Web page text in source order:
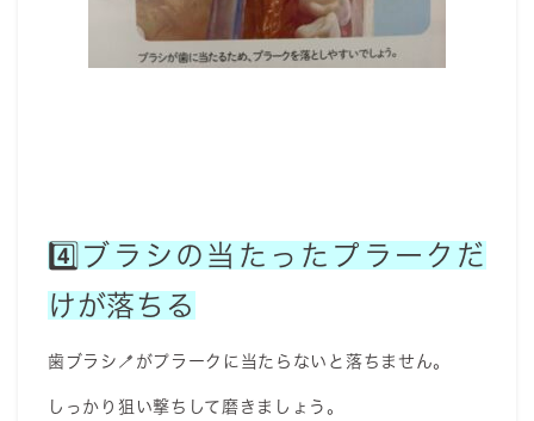
4️⃣ブラシの当たったプラークだ
けが落ちる
歯ブラシ🪥がプラークに当たらないと落ちません。
しっかり狙い撃ちして磨きましょう。